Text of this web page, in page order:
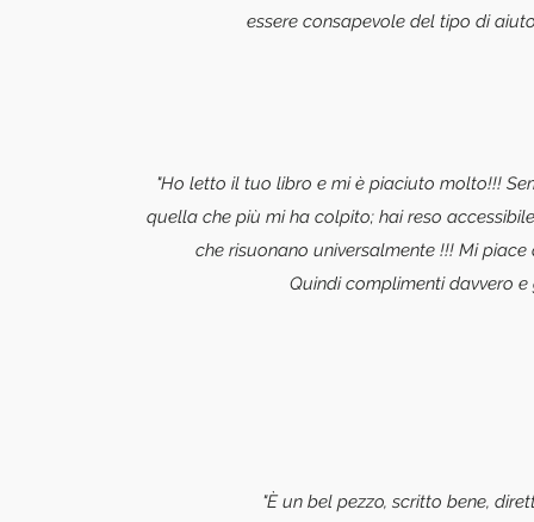
"Ho letto il tuo libro e mi è piaciuto molto!!!
quella che più mi ha colpito; hai reso
che risuonano universalmente !!! Mi piace
Quindi complimenti davvero
essere consapevole del tipo di
"È un bel pezzo, scritto bene,